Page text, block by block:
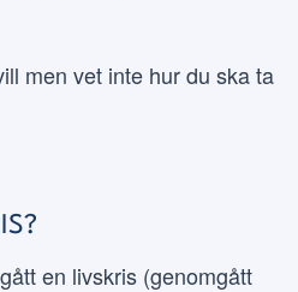
men vet inte hur du ska ta
en livskris (genomgått